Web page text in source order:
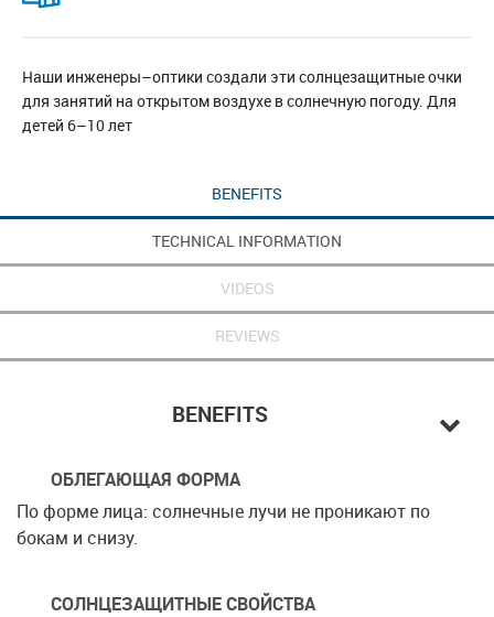
Наши инженеры–оптики создали эти солнцезащитные очки
для занятий на открытом воздухе в солнечную погоду. Для
детей 6–10 лет
BENEFITS
TECHNICAL INFORMATION
VIDEOS
REVIEWS
BENEFITS
ОБЛЕГАЮЩАЯ ФОРМА
По форме лица: солнечные лучи не проникают по
бокам и снизу.
СОЛНЦЕЗАЩИТНЫЕ СВОЙСТВА